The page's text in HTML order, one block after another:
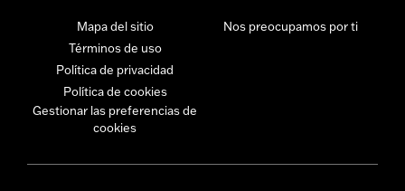
Mapa del sitio
Términos de uso
Política de privacidad
Política de cookies
Gestionar las preferencias de
cookies
Nos preocupamos por ti